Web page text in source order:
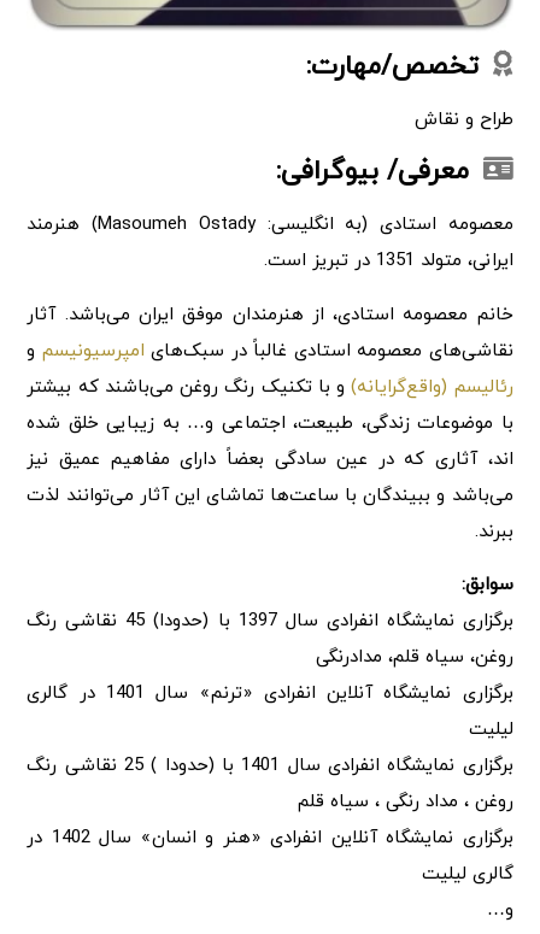
تخصص/مهارت:
طراح و نقاش
معرفی/ بیوگرافی:
معصومه استادی (به انگلیسی: Masoumeh Ostady) هنرمند
ایرانی، متولد 1351 در تبریز است.
خانم معصومه استادی، از هنرمندان موفق ایران می‌باشد. آثار
نقاشی‌های معصومه استادی غالباً در سبک‌های امپرسیونیسم و
رئالیسم (واقع‌گرایانه)و با تکنیک رنگ روغن می‌باشند که بیشتر
با موضوعات زندگی، طبیعت، اجتماعی و… به زیبایی خلق شده
اند، آثاری که در عین سادگی بعضاً دارای مفاهیم عمیق نیز
می‌باشد و ببیندگان با ساعت‌ها تماشای این آثار می‌توانند لذت
ببرند.
سوابق:
برگزاری نمایشگاه انفرادی سال 1397 با (حدودا) 45 نقاشی رنگ
روغن، سیاه قلم، مدادرنگی
برگزاری نمایشگاه آنلاین انفرادی «ترنم» سال 1401 در گالری
لیلیت
برگزاری نمایشگاه انفرادی سال 1401 با (حدودا ) 25 نقاشی رنگ
روغن ، مداد رنگی ، سیاه قلم
برگزاری نمایشگاه آنلاین انفرادی «هنر و انسان» سال 1402 در
گالری لیلیت
و…